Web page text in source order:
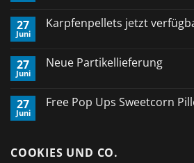
Zurück
Simon
T.
27
Juni
Karpfenpellets jetzt
Karpfenpellets
27
Juni
Neue Partikellieferung
Neue
Partikellieferung
27
Juni
Free Pop Ups Sweetcorn
Pop
COOKIES UND CO.